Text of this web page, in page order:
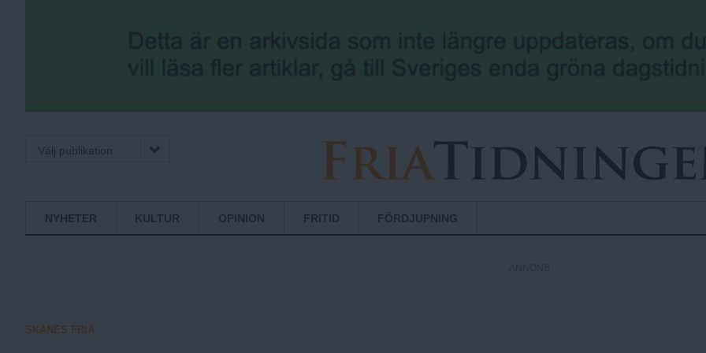
Välj publikation
F
i
NYHETER KULTUR OPINION FRITID FÖRDJUPNING
SKÅNES FRIA